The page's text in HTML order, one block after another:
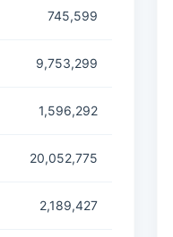
745,599
9,753,299
1,596,292
20,052,775
2,189,427